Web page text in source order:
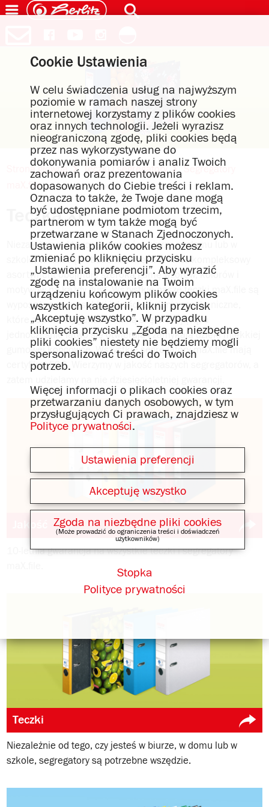
Strona główna Teczki i segregatory
maX.file
Teczka XL
Niezależnie od tego, czy jesteś w biurze, w domu lub w
szkole, teczki są potrzebne wszędzie. Nasz kompleksowy
asortyment obejmuje szeroką gamę wzorów, kolorów i
motywów na każdy gust. Wszystkie nasze teczki maX.file są
wyposażone w wysokiej jakości dźwignie mechaniczne,
które zapewniają ekstremalną siłę blokującą, a
jednocześnie łatwo się otwierają i zamykają dzięki miękkiej
gumowej końcówce. Wszystkie segregatory maX.file mają
certyfikat FSC. Wierzymy w jakość naszych segregatorów, a
10-letnia gwarancja na wszystkie teczki i segregatory
Teczki
Niezależnie od tego, czy jesteś w biurze, w domu lub w
szkole, segregatory są potrzebne wszędzie.
Cookie Ustawienia
W celu świadczenia usług na najwyższym
poziomie w ramach naszej strony
internetowej korzystamy z plików cookies
oraz innych technologii. Jeżeli wyrazisz
nieograniczoną zgodę, pliki cookies będą
przez nas wykorzystywane do
dokonywania pomiarów i analiz Twoich
zachowań oraz prezentowania
dopasowanych do Ciebie treści i reklam.
Oznacza to także, że Twoje dane mogą
być udostępniane podmiotom trzecim,
partnerom w tym także mogą być
przetwarzane w Stanach Zjednoczonych.
Ustawienia plików cookies możesz
zmieniać po kliknięciu przycisku
„Ustawienia preferencji”. Aby wyrazić
zgodę na instalowanie na Twoim
urządzeniu końcowym plików cookies
wszystkich kategorii, kliknij przycisk
„Akceptuję wszystko”. W przypadku
kliknięcia przycisku „Zgoda na niezbędne
pliki cookies” niestety nie będziemy mogli
spersonalizować treści do Twoich
potrzeb.
Więcej informacji o plikach cookies oraz
przetwarzaniu danych osobowych, w tym
przysługujących Ci prawach, znajdziesz w
Polityce prywatności.
Ustawienia preferencji
Akceptuję wszystko
Zgoda na niezbędne pliki cookies
(Może prowadzić do ograniczenia treści i doświadczeń
użytkowników)
Polityce prywatności
Stopka